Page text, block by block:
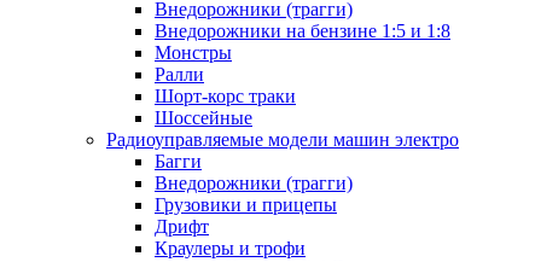
Внедорожники (трагги)
Внедорожники на бензине 1:5 и 1:8
Монстры
Ралли
Шорт-корс траки
Шоссейные
Радиоуправляемые модели машин электро
Багги
Внедорожники (трагги)
Грузовики и прицепы
Дрифт
Краулеры и трофи